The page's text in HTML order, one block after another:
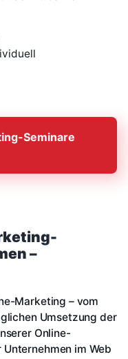
Seminare
–
Marketing – vom
Umsetzung der
Online-
im Web